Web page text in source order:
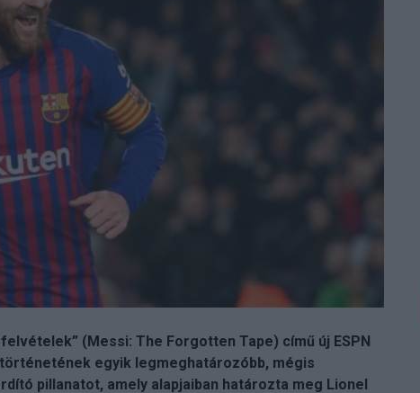
(Messi: The Forgotten Tape) című új ESPN
egyik legmeghatározóbb, mégis
pillanatot, amely alapjaiban határozta meg Lionel